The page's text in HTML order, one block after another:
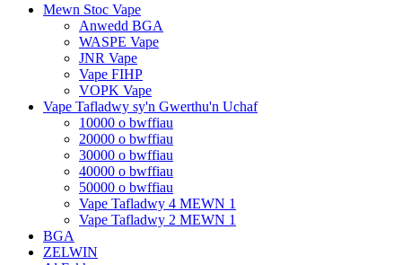
Mewn Stoc Vape
Anwedd BGA
WASPE Vape
JNR Vape
Vape FIHP
VOPK Vape
Vape Tafladwy sy'n Gwerthu'n Uchaf
10000 o bwffiau
20000 o bwffiau
30000 o bwffiau
40000 o bwffiau
50000 o bwffiau
Vape Tafladwy 4 MEWN 1
Vape Tafladwy 2 MEWN 1
BGA
ZELWIN